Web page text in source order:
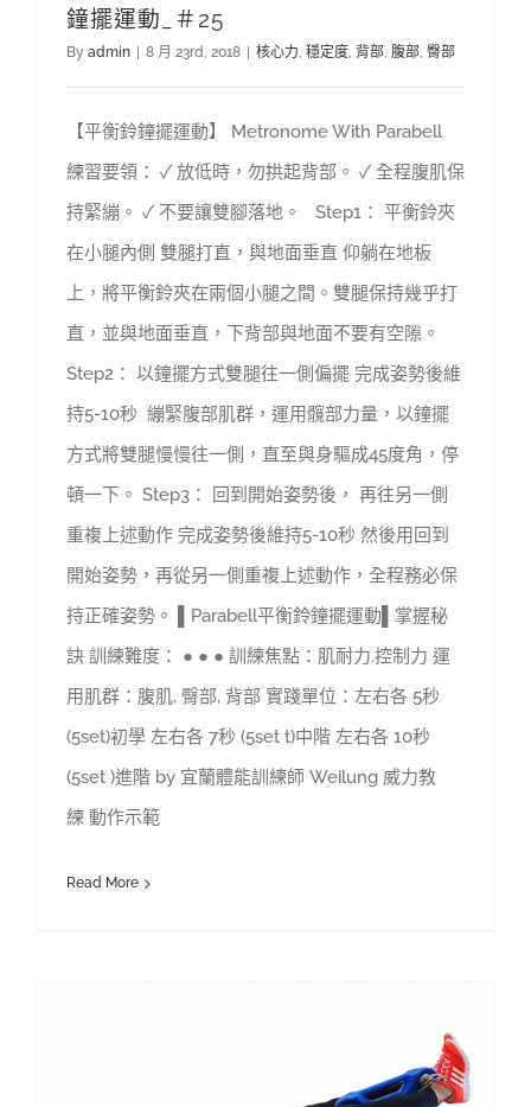
鐘擺運動_＃25
By admin 8 月 23rd, 2018 核心力, 穩定度, 背部, 腹部, 臀部
【平衡鈴鐘擺運動】 Metronome With Parabell
練習要領： ✓ 放低時，勿拱起背部。 ✓ 全程腹肌保
持緊繃。 ✓ 不要讓雙腳落地。 Step1： 平衡鈴夾
在小腿內側 雙腿打直，與地面垂直 仰躺在地板
上，將平衡鈴夾在兩個小腿之間。雙腿保持幾乎打
直，並與地面垂直，下背部與地面不要有空隙。
Step2： 以鐘擺方式雙腿往一側偏擺 完成姿勢後維
持5-10秒 繃緊腹部肌群，運用髖部力量，以鐘擺
方式將雙腿慢慢往一側，直至與身驅成45度角，停
頓一下。 Step3： 回到開始姿勢後， 再往另一側
重複上述動作 完成姿勢後維持5-10秒 然後用回到
開始姿勢，再從另一側重複上述動作，全程務必保
持正確姿勢。 ▌Parabell平衡鈴鐘擺運動▌掌握秘
訣 訓練難度： ● ● ● 訓練焦點：肌耐力.控制力 運
用肌群：腹肌, 臀部, 背部 實踐單位：左右各 5秒
(5set)初學 左右各 7秒 (5set t)中階 左右各 10秒
(5set )進階 by 宜蘭體能訓練師 Weilung 威力教
練 動作示範
Read More